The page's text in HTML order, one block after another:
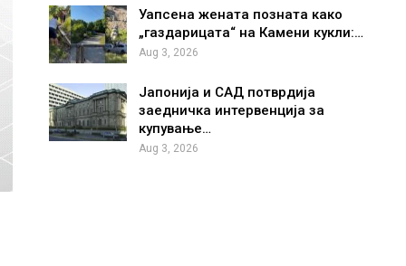
Уапсена жената позната како
„газдарицата“ на Камени кукли:…
Aug 3, 2026
Јапонија и САД потврдија
заедничка интервенција за
купување…
Aug 3, 2026